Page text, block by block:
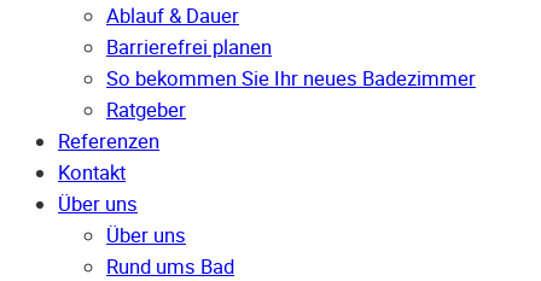
Ablauf & Dauer
Barrierefrei planen
So bekommen Sie Ihr neues Badezimmer
Ratgeber
Referenzen
Kontakt
Über uns
Über uns
Rund ums Bad